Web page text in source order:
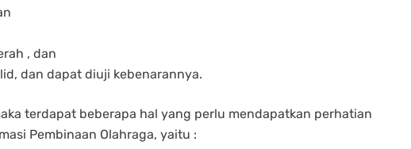
, dan
dan dapat diuji kebenarannya.
terdapat beberapa hal yang perlu mendapatkan perhatian
Pembinaan Olahraga, yaitu :